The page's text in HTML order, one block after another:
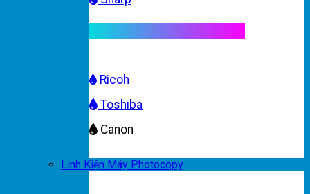
Ricoh
Toshiba
Canon
Linh Kiện Máy Photocopy